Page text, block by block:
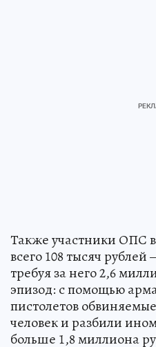
Также участники ОПС
всего 108 тысяч
требуя за него 2,6
эпизод: с помощью
пистолетов
человек и разбили
больше 1,8 миллиона